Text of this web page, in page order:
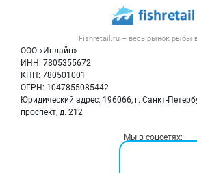
Fishretail.ru – весь рынок рыбы
ООО «Инлайн»
ИНН: 7805355672
КПП: 780501001
ОГРН: 1047855085442
Юридический адрес: 196066, г. Санкт-
проспект, д. 212
Публичная оферта
Контактная
Политика обработки
Новости рынка
Блог
Рыба
Икра
Карта объявлений
Мы в соцсетях: